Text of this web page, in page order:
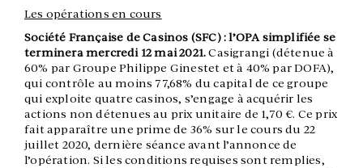
Les opérations en cours
Société Française de Casinos (SFC) : l’OPA simplifiée se
terminera mercredi 12 mai 2021.Casigrangi (détenue à
60% par Groupe Philippe Ginestet et à 40% par DOFA),
qui contrôle au moins 77,68% du capital de ce groupe
qui exploite quatre casinos, s’engage à acquérir les
actions non détenues au prix unitaire de 1,70 €. Ce prix
fait apparaître une prime de 36% sur le cours du 22
juillet 2020, dernière séance avant l’annonce de
l’opération. Si les conditions requises sont remplies,